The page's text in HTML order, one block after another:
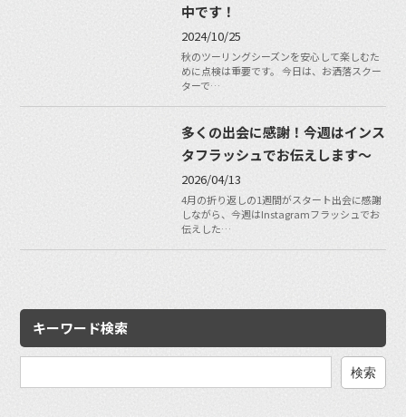
中です！
2024/10/25
秋のツーリングシーズンを安心して楽しむた
めに点検は重要です。 今日は、お洒落スクー
ターで…
多くの出会に感謝！今週はインス
タフラッシュでお伝えします〜
2026/04/13
4月の折り返しの1週間がスタート出会に感謝
しながら、今週はInstagramフラッシュでお
伝えした…
キーワード検索